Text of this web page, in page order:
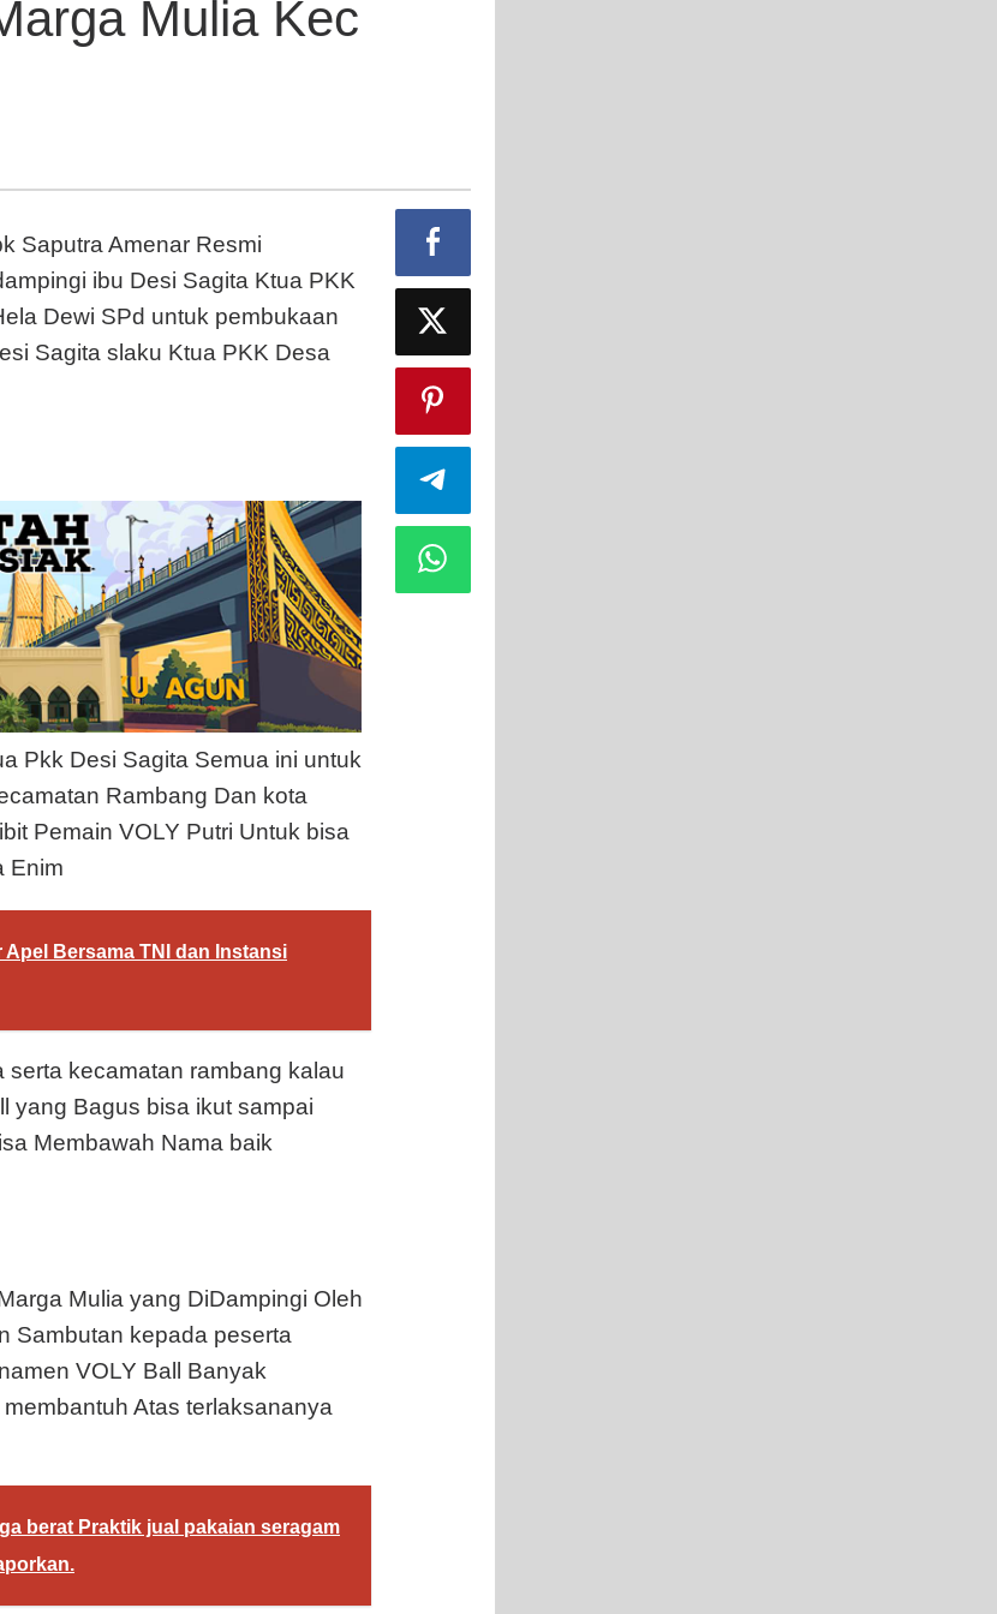
Mulia Kec
Saputra Amenar Resmi
ibu Desi Sagita Ktua PKK
Dewi SPd untuk pembukaan
Sagita slaku Ktua PKK Desa
Pkk Desi Sagita Semua ini untuk
Rambang Dan kota
Pemain VOLY Putri Untuk bisa
Enim
Bersama TNI dan Instansi
serta kecamatan rambang kalau
yang Bagus bisa ikut sampai
Membawah Nama baik
Mulia yang DiDampingi Oleh
Sambutan kepada peserta
VOLY Ball Banyak
Atas terlaksananya
berat Praktik jual pakaian seragam